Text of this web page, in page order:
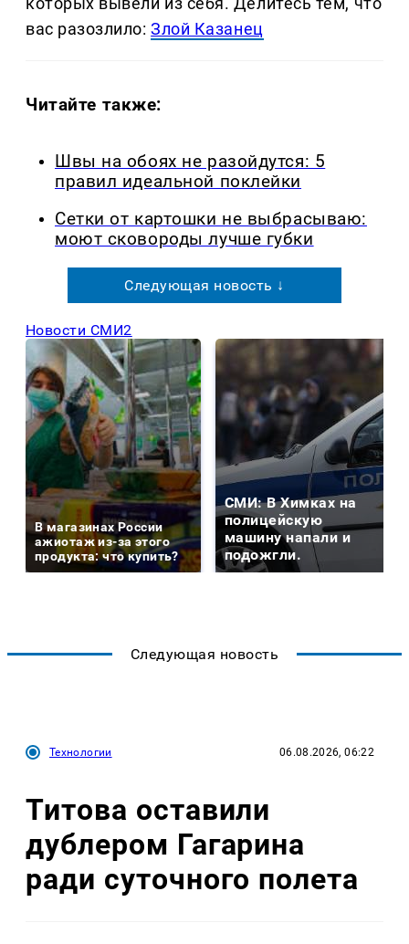
вас разозлило:Злой Казанец
Читайте также:
Швы на обоях не разойдутся: 5
правил идеальной поклейки
Сетки от картошки не выбрасываю:
моют сковороды лучше губки
Следующая новость ↓
Новости СМИ2
В магазинах России
ажиотаж из-за этого
продукта: что купить?
СМИ: В Химках на
полицейскую
машину напали и
подожгли.
Следующая новость
Технологии 06.08.2026, 06:22
Титова оставили
дублером Гагарина
ради суточного полета